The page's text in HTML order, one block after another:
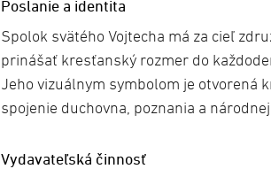
Poslanie a identita
Spolok svätého Vojtecha má za cieľ
prinášať kresťanský rozmer do
Jeho vizuálnym symbolom je otvorená
spojenie duchovna, poznania a
Vydavateľská činnosť